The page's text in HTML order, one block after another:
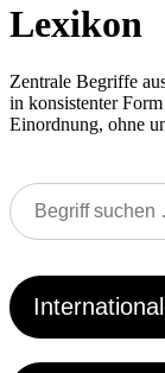
Lexikon
Zentrale Begriffe
in konsistenter
Einordnung, ohne